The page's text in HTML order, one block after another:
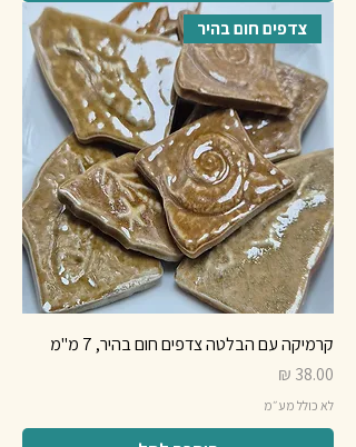
צדפים חום בהיר
קרמיקה עם הבלטה צדפים חום בהיר, 7 מ"מ
מחיר
לא כולל מע״מ